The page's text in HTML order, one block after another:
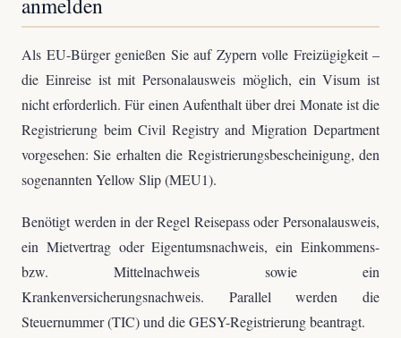
Als EU-Bürger genießen Sie auf Zypern volle Freizügigkeit –
die Einreise ist mit Personalausweis möglich, ein Visum ist
nicht erforderlich. Für einen Aufenthalt über drei Monate ist die
Registrierung beim Civil Registry and Migration Department
vorgesehen: Sie erhalten die Registrierungsbescheinigung, den
sogenannten Yellow Slip (MEU1).
Benötigt werden in der Regel Reisepass oder Personalausweis,
ein Mietvertrag oder Eigentumsnachweis, ein Einkommens-
bzw. Mittelnachweis sowie ein
Krankenversicherungsnachweis. Parallel werden die
Steuernummer (TIC) und die GESY-Registrierung beantragt.